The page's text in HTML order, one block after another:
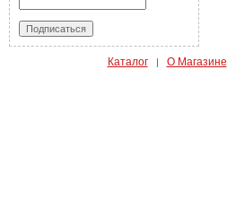
Каталог| О Магазине